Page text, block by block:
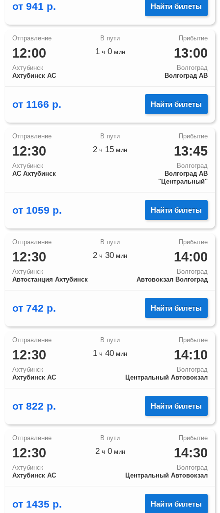
от 941 р. Найти билеты
12:00
Ахтубинск
Ахтубинск АС
13:00
Волгоград
Волгоград АВ
1ч 0мин
от 1166 р. Найти билеты
12:30
Ахтубинск
АС Ахтубинск
13:45
Волгоград
Волгоград АВ
"Центральный"
2 ч 15 мин
от 1059 р. Найти билеты
12:30
Ахтубинск
Автостанция Ахтубинск
14:00
Волгоград
Автовокзал Волгоград
2 ч 30 мин
от 742 р. Найти билеты
12:30
Ахтубинск
Ахтубинск АС
14:10
Волгоград
Центральный Автовокзал
1 ч 40 мин
от 822 р. Найти билеты
12:30
Ахтубинск
Ахтубинск АС
14:30
Волгоград
Центральный Автовокзал
2ч 0мин
от 1435 р. Найти билеты